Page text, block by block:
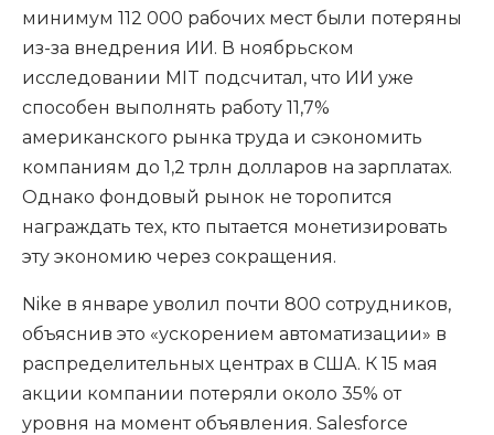
минимум 112 000 рабочих мест были потеряны
из-за внедрения ИИ. В ноябрьском
исследовании MIT подсчитал, что ИИ уже
способен выполнять работу 11,7%
американского рынка труда и сэкономить
компаниям до 1,2 трлн долларов на зарплатах.
Однако фондовый рынок не торопится
награждать тех, кто пытается монетизировать
эту экономию через сокращения.
Nike в январе уволил почти 800 сотрудников,
объяснив это «ускорением автоматизации» в
распределительных центрах в США. К 15 мая
акции компании потеряли около 35% от
уровня на момент объявления. Salesforce